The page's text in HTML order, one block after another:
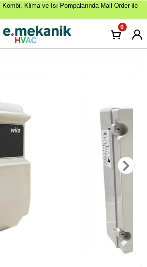
Kombi, Klima ve Isı Pompalarında Mail Order ile
0